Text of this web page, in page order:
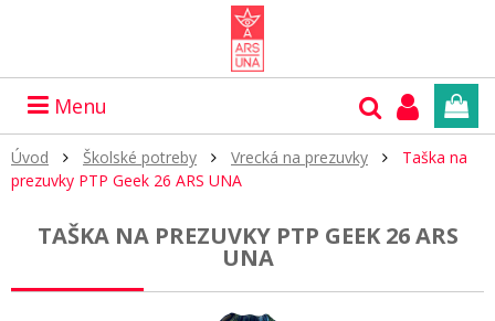
Menu
Úvod Školské potreby Vrecká na prezuvky
Taška na
prezuvky PTP Geek 26 ARS UNA
TAŠKA NA PREZUVKY PTP GEEK 26 ARS
UNA